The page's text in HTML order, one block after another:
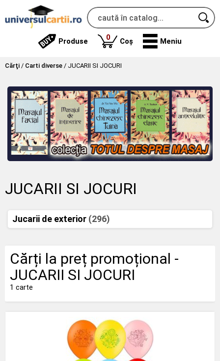
Produse 0produse
Coș Meniu
Cărţi / Carti diverse / JUCARII SI JOCURI
JUCARII SI JOCURI
Jucarii de exterior (296)
Cărți la preț promoțional -
JUCARII SI JOCURI
1 carte